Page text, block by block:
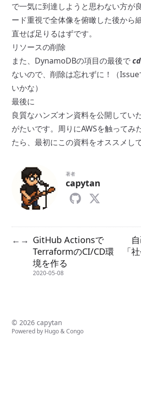
で一気に到達しようと思わない方が
ード重視で全体像を俯瞰した後から
直せば足りるはずです。
リソースの削除
また、DynamoDBの項目の最後で
ないので、削除は忘れずに！（
いかな）
最後に
良質なハンズオン資料を公開してい
がたいです。周りにAWSを触ってみ
たら、最初にこの資料をオススメし
著者
capytan
← → GitHub Actionsで
TerraformのCI/CD環
境を作る
2020-05-08
「
© 2026 capytan
Powered by Hugo&Congo